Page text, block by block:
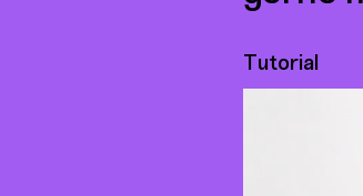
Tutorial